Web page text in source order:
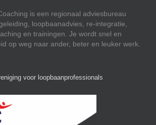
is een regionaal adviesbureau
loopbaanadvies, re-integratie,
en trainingen. Je wordt snel en
op weg naar ander, beter en leuker werk.
voor loopbaanprofessionals